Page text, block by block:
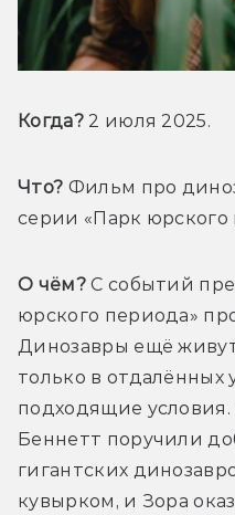
Когда? 2 июля 2025.
Что? Фильм про
серии «Парк юрского
О чём? С событий
юрского периода»
Динозавры ещё
только в отдалённых
подходящие
Беннетт поручили
гигантских
кувырком, и Зора